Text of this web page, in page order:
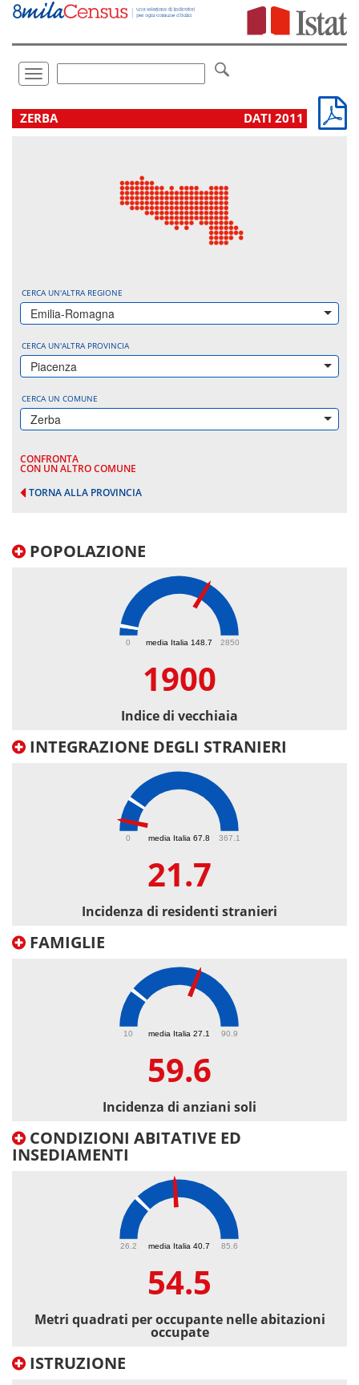
Vai
direttamente
Toggle
navigation
.
ZERBA DATI 2011
CERCA UN'ALTRA REGIONE
Emilia-Romagna
CERCA UN'ALTRA PROVINCIA
Piacenza
CERCA UN COMUNE
Zerba
CONFRONTA
CON UN ALTRO COMUNE
TORNA ALLA PROVINCIA
POPOLAZIONE
media Italia 148.7
0 2850
1900
Indice di vecchiaia
INTEGRAZIONE DEGLI STRANIERI
media Italia 67.8
0 367.1
21.7
Incidenza di residenti stranieri
FAMIGLIE
media Italia 27.1
10 90.9
59.6
Incidenza di anziani soli
CONDIZIONI ABITATIVE ED
INSEDIAMENTI
media Italia 40.7
26.2 85.6
54.5
Metri quadrati per occupante nelle abitazioni
occupate
ISTRUZIONE